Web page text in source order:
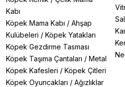
Kabı
Köpek Mama Kabı / Ahşap
Kulübeleri / Köpek Yatakları
Köpek Gezdirme Tasması
Köpek Taşıma Çantaları / Metal
Köpek Kafesleri / Köpek Çitleri
Köpek Oyuncakları / Ağızlıklar